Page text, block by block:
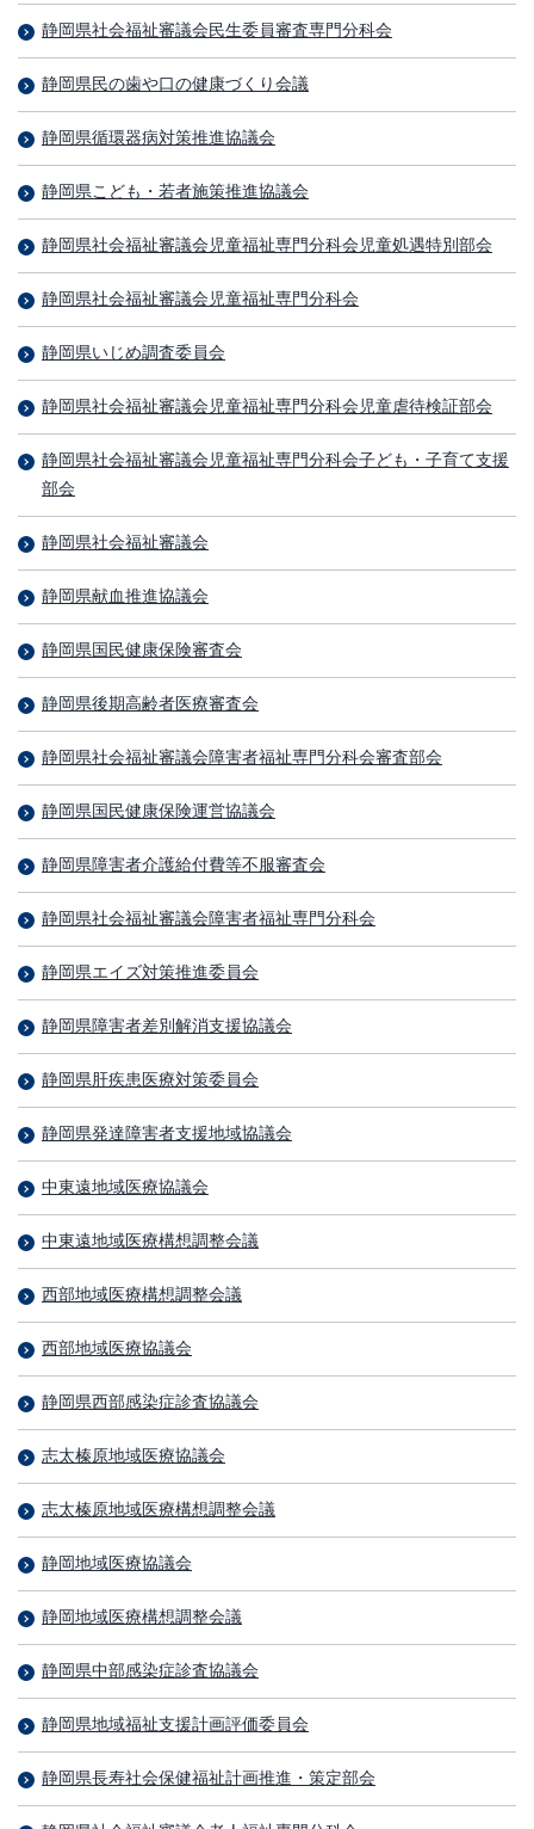
静岡県社会福祉審議会民生委員審査専門分科会
静岡県民の歯や口の健康づくり会議
静岡県循環器病対策推進協議会
静岡県こども・若者施策推進協議会
静岡県社会福祉審議会児童福祉専門分科会児童処遇特別部会
静岡県社会福祉審議会児童福祉専門分科会
静岡県いじめ調査委員会
静岡県社会福祉審議会児童福祉専門分科会児童虐待検証部会
静岡県社会福祉審議会児童福祉専門分科会子ども・子育て支援
部会
静岡県社会福祉審議会
静岡県献血推進協議会
静岡県国民健康保険審査会
静岡県後期高齢者医療審査会
静岡県社会福祉審議会障害者福祉専門分科会審査部会
静岡県国民健康保険運営協議会
静岡県障害者介護給付費等不服審査会
静岡県社会福祉審議会障害者福祉専門分科会
静岡県エイズ対策推進委員会
静岡県障害者差別解消支援協議会
静岡県肝疾患医療対策委員会
静岡県発達障害者支援地域協議会
中東遠地域医療協議会
中東遠地域医療構想調整会議
西部地域医療構想調整会議
西部地域医療協議会
静岡県西部感染症診査協議会
志太榛原地域医療協議会
志太榛原地域医療構想調整会議
静岡地域医療協議会
静岡地域医療構想調整会議
静岡県中部感染症診査協議会
静岡県地域福祉支援計画評価委員会
静岡県長寿社会保健福祉計画推進・策定部会